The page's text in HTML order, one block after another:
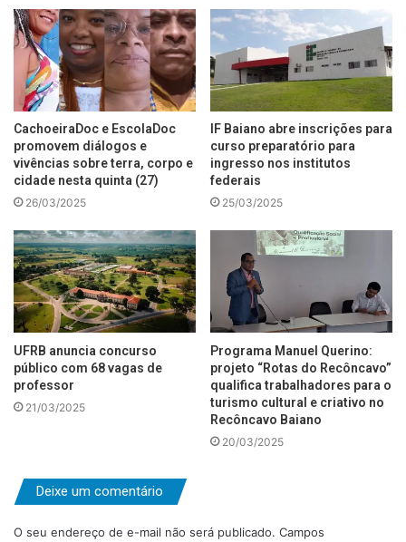
CachoeiraDoc e EscolaDoc
promovem diálogos e
vivências sobre terra, corpo e
cidade nesta quinta (27)
26/03/2025
IF Baiano abre inscrições para
curso preparatório para
ingresso nos institutos
federais
25/03/2025
UFRB anuncia concurso
público com 68 vagas de
professor
21/03/2025
Programa Manuel Querino:
projeto “Rotas do Recôncavo”
qualifica trabalhadores para o
turismo cultural e criativo no
Recôncavo Baiano
20/03/2025
Deixe um comentário
O seu endereço de e-mail não será publicado. Campos